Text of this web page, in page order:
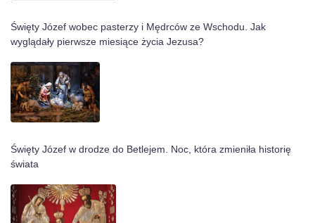
Święty Józef wobec pasterzy i Mędrców ze Wschodu. Jak
wyglądały pierwsze miesiące życia Jezusa?
Święty Józef w drodze do Betlejem. Noc, która zmieniła historię
świata